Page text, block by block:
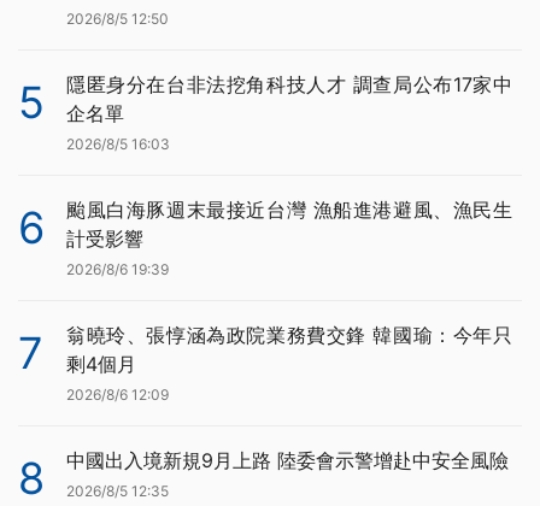
2026/8/5 12:50
5
隱匿身分在台非法挖角科技人才 調查局公布17家中
企名單
2026/8/5 16:03
6
颱風白海豚週末最接近台灣 漁船進港避風、漁民生
計受影響
2026/8/6 19:39
7
翁曉玲、張惇涵為政院業務費交鋒 韓國瑜：今年只
剩4個月
2026/8/6 12:09
8 中國出入境新規9月上路 陸委會示警增赴中安全風險
2026/8/5 12:35